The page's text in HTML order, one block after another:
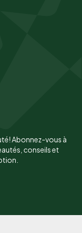
Abonnez-vous à
conseils et